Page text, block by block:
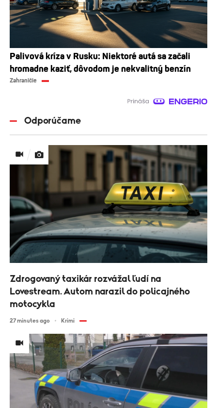
Palivová kríza v Rusku: Niektoré autá sa začali
hromadne kaziť, dôvodom je nekvalitný benzín
Zahraničie
Odporúčame
Zdrogovaný taxikár rozvážal ľudí na
Lovestream. Autom narazil do policajného
motocykla
27 minutes ago Krimi